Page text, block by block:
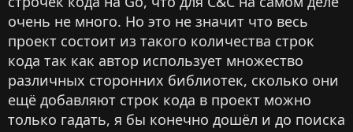
очень не много. Но это не значит что весь
проект состоит из такого количества строк
кода так как автор использует множество
различных сторонних библиотек, сколько они
ещё добавляют строк кода в проект можно
только гадать, я бы конечно дошёл и до поиска